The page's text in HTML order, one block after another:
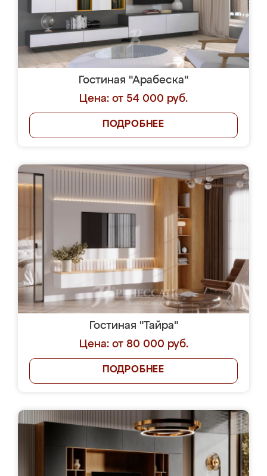
Гостиная "Арабеска"
Цена: от 54 000 руб.
ПОДРОБНЕЕ
Гостиная "Тайра"
Цена: от 80 000 руб.
ПОДРОБНЕЕ